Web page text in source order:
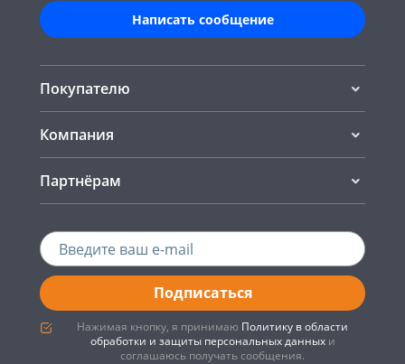
Написать сообщение
Покупателю
Компания
Партнёрам
Подписаться
Нажимая кнопку, я принимаю Политику в области
обработки и защиты персональных данныхи
соглашаюсь получать сообщения.